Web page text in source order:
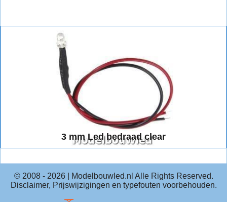
3 mm Led bedraad clear
© 2008 - 2026| Modelbouwled.nl Alle Rights Reserved.
Disclaimer, Prijswijzigingen en typefouten voorbehouden.